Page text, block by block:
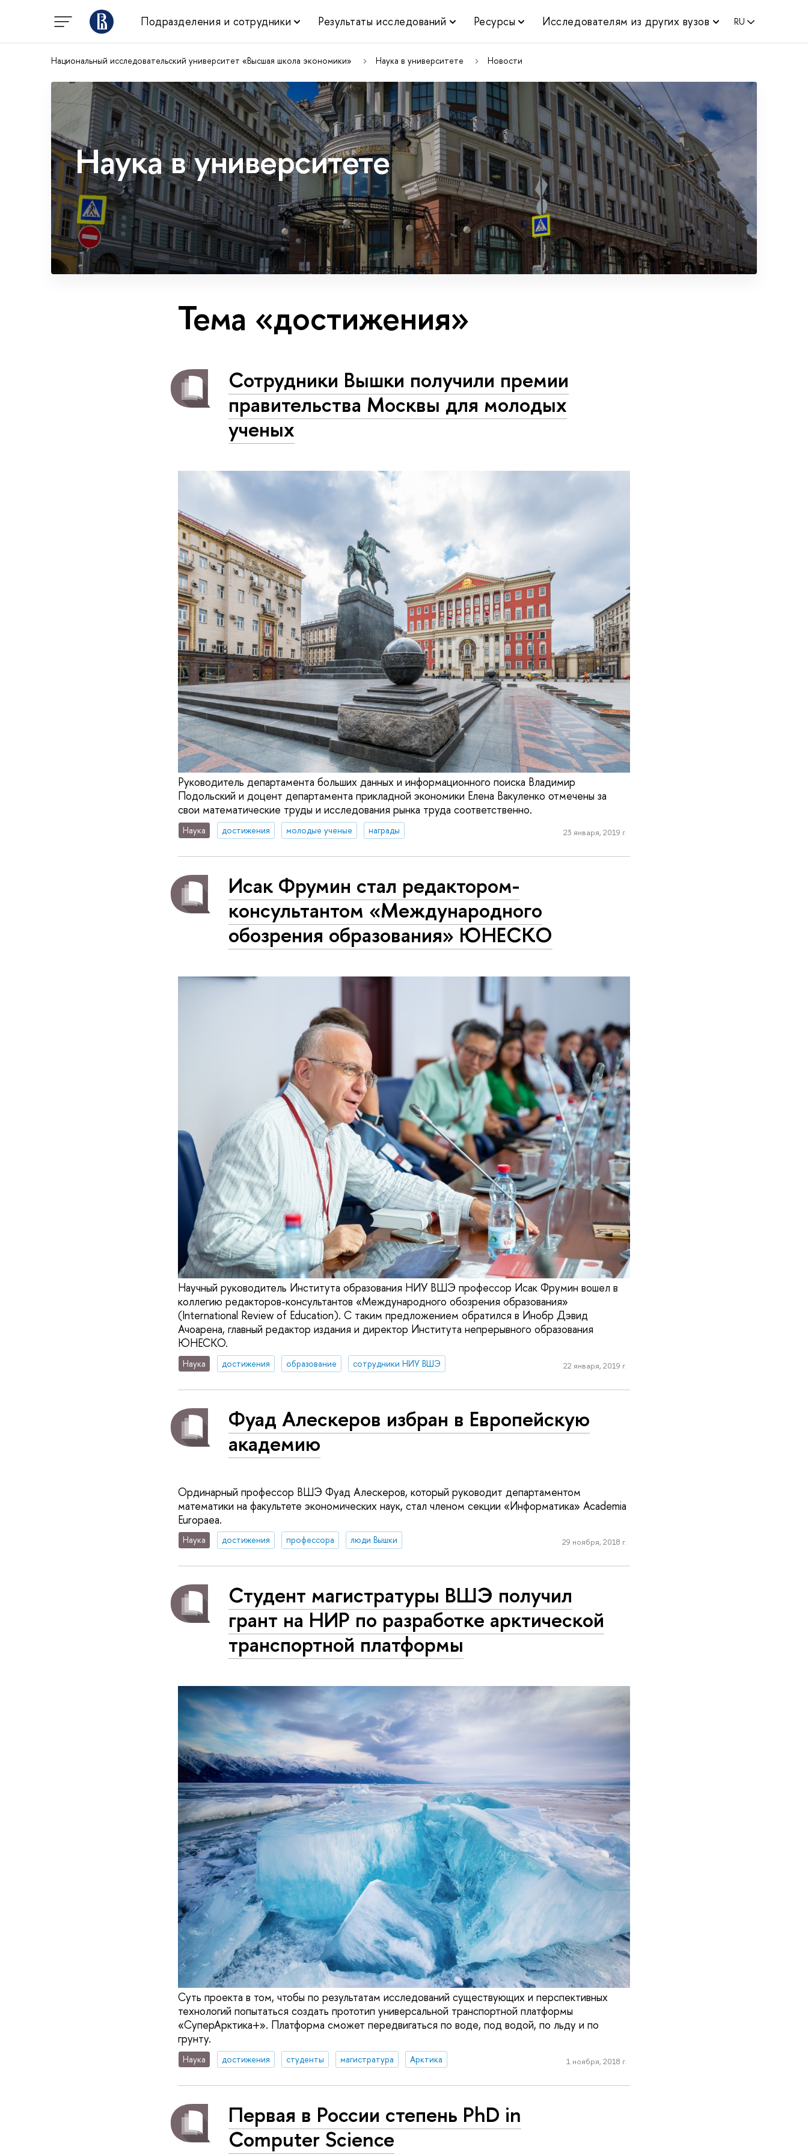
Подразделения и сотрудники Результаты исследований Ресурсы Исследователям из других вузов RU
Национальный исследовательский университет «Высшая школа экономики» Наука в университете Новости
Наука в университете
Тема «достижения»
Сотрудники Вышки получили премии
правительства Москвы для молодых
ученых
Руководитель департамента больших данных и информационного поиска Владимир
Подольский и доцент департамента прикладной экономики Елена Вакуленко отмечены за
свои математические труды и исследования рынка труда соответственно.
Наука достижения молодые ученые награды 23 января, 2019 г.
Исак Фрумин стал редактором-
консультантом «Международного
обозрения образования» ЮНЕСКО
Научный руководитель Института образования НИУ ВШЭ профессор Исак Фрумин вошел в
коллегию редакторов-консультантов «Международного обозрения образования»
(International Review of Education). С таким предложением обратился в Инобр Дэвид
Ачоарена, главный редактор издания и директор Института непрерывного образования
ЮНЕСКО.
Наука достижения образование сотрудники НИУ ВШЭ 22 января, 2019 г.
Фуад Алескеров избран в Европейскую
академию
Ординарный профессор ВШЭ Фуад Алескеров, который руководит департаментом
математики на факультете экономических наук, стал членом секции «Информатика» Academia
Europaea.
Наука достижения профессора люди Вышки 29 ноября, 2018 г.
Студент магистратуры ВШЭ получил
грант на НИР по разработке арктической
транспортной платформы
Суть проекта в том, чтобы по результатам исследований существующих и перспективных
технологий попытаться создать прототип универсальной транспортной платформы
«СуперАрктика+». Платформа сможет передвигаться по воде, под водой, по льду и по
грунту.
Наука достижения студенты магистратура Арктика 1 ноября, 2018 г.
Первая в России степень PhD in
Computer Science